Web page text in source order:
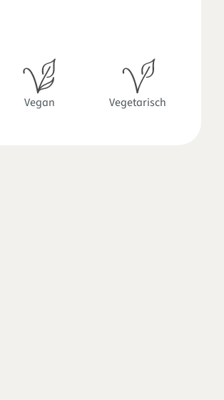
Vegan Vegetarisch